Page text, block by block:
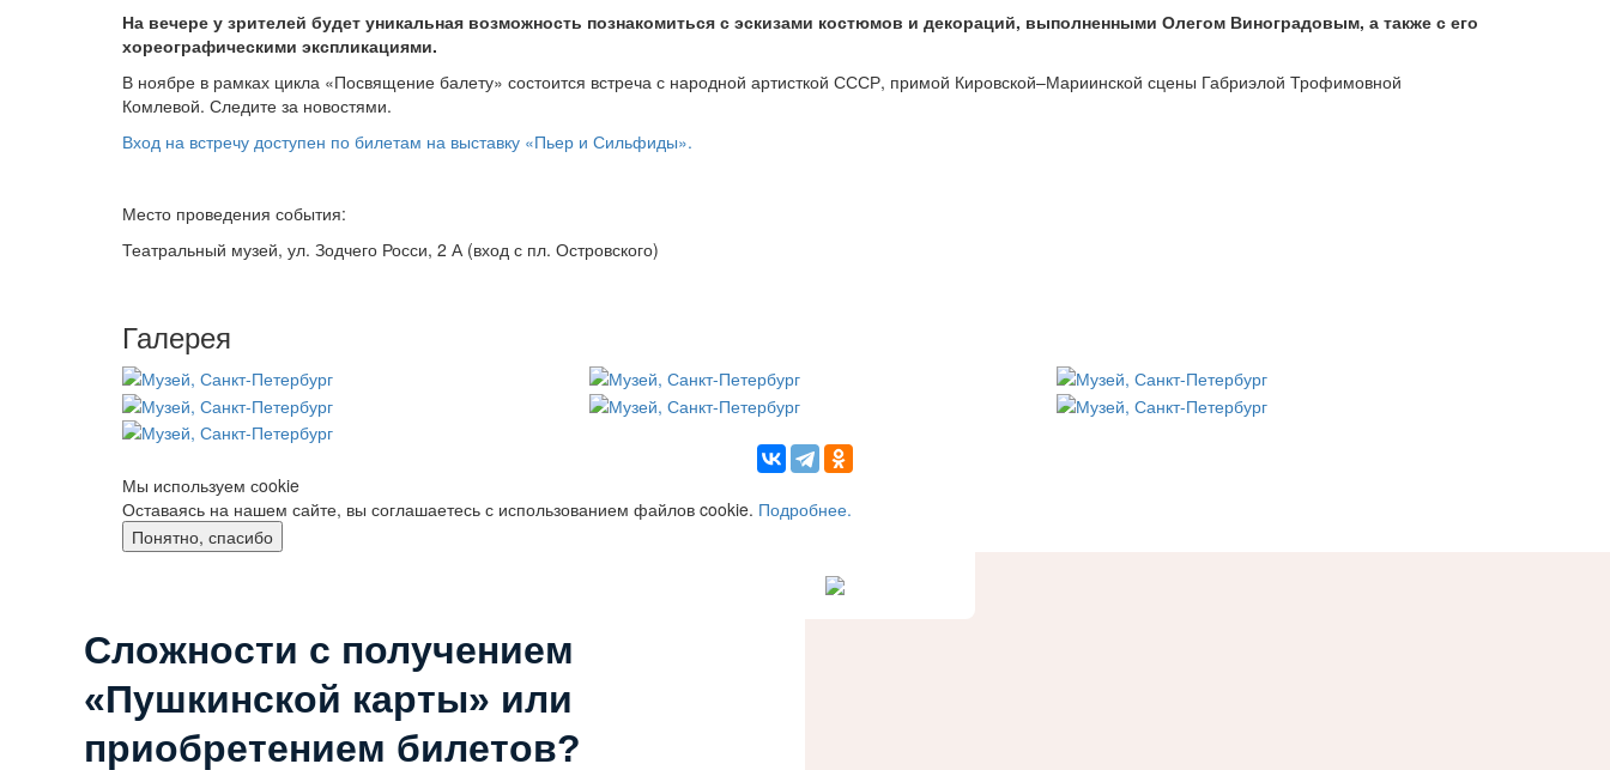
На вечере у зрителей будет уникальная возможность познакомиться с эскизами костюмов и декораций, выполненными Олегом Виноградовым, а также с его
хореографическими экспликациями.
В ноябре в рамках цикла «Посвящение балету» состоится встреча с народной артисткой СССР, примой Кировской–Мариинской сцены Габриэлой Трофимовной
Комлевой. Следите за новостями.
Вход на встречу доступен по билетам на выставку «Пьер и Сильфиды».
Место проведения события:
Театральный музей, ул. Зодчего Росси, 2 А (вход с пл. Островского)
Галерея
Мы используем сookie
Оставаясь на нашем сайте, вы соглашаетесь с использованием файлов cookie. Подробнее.
Понятно, спасибо
Сложности с получением
«Пушкинской карты» или
приобретением билетов?